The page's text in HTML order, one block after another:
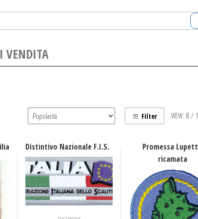
VENDITA
VIEW: 8 /
Filter
Distintivo Nazionale F.I.S.
Promessa
ricamata